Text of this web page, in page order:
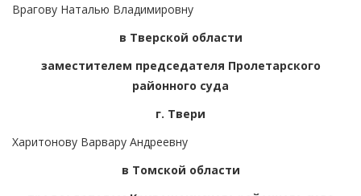
Врагову Наталью Владимировну
в Тверской области
заместителем председателя Пролетарского
районного суда
г. Твери
Харитонову Варвару Андреевну
в Томской области